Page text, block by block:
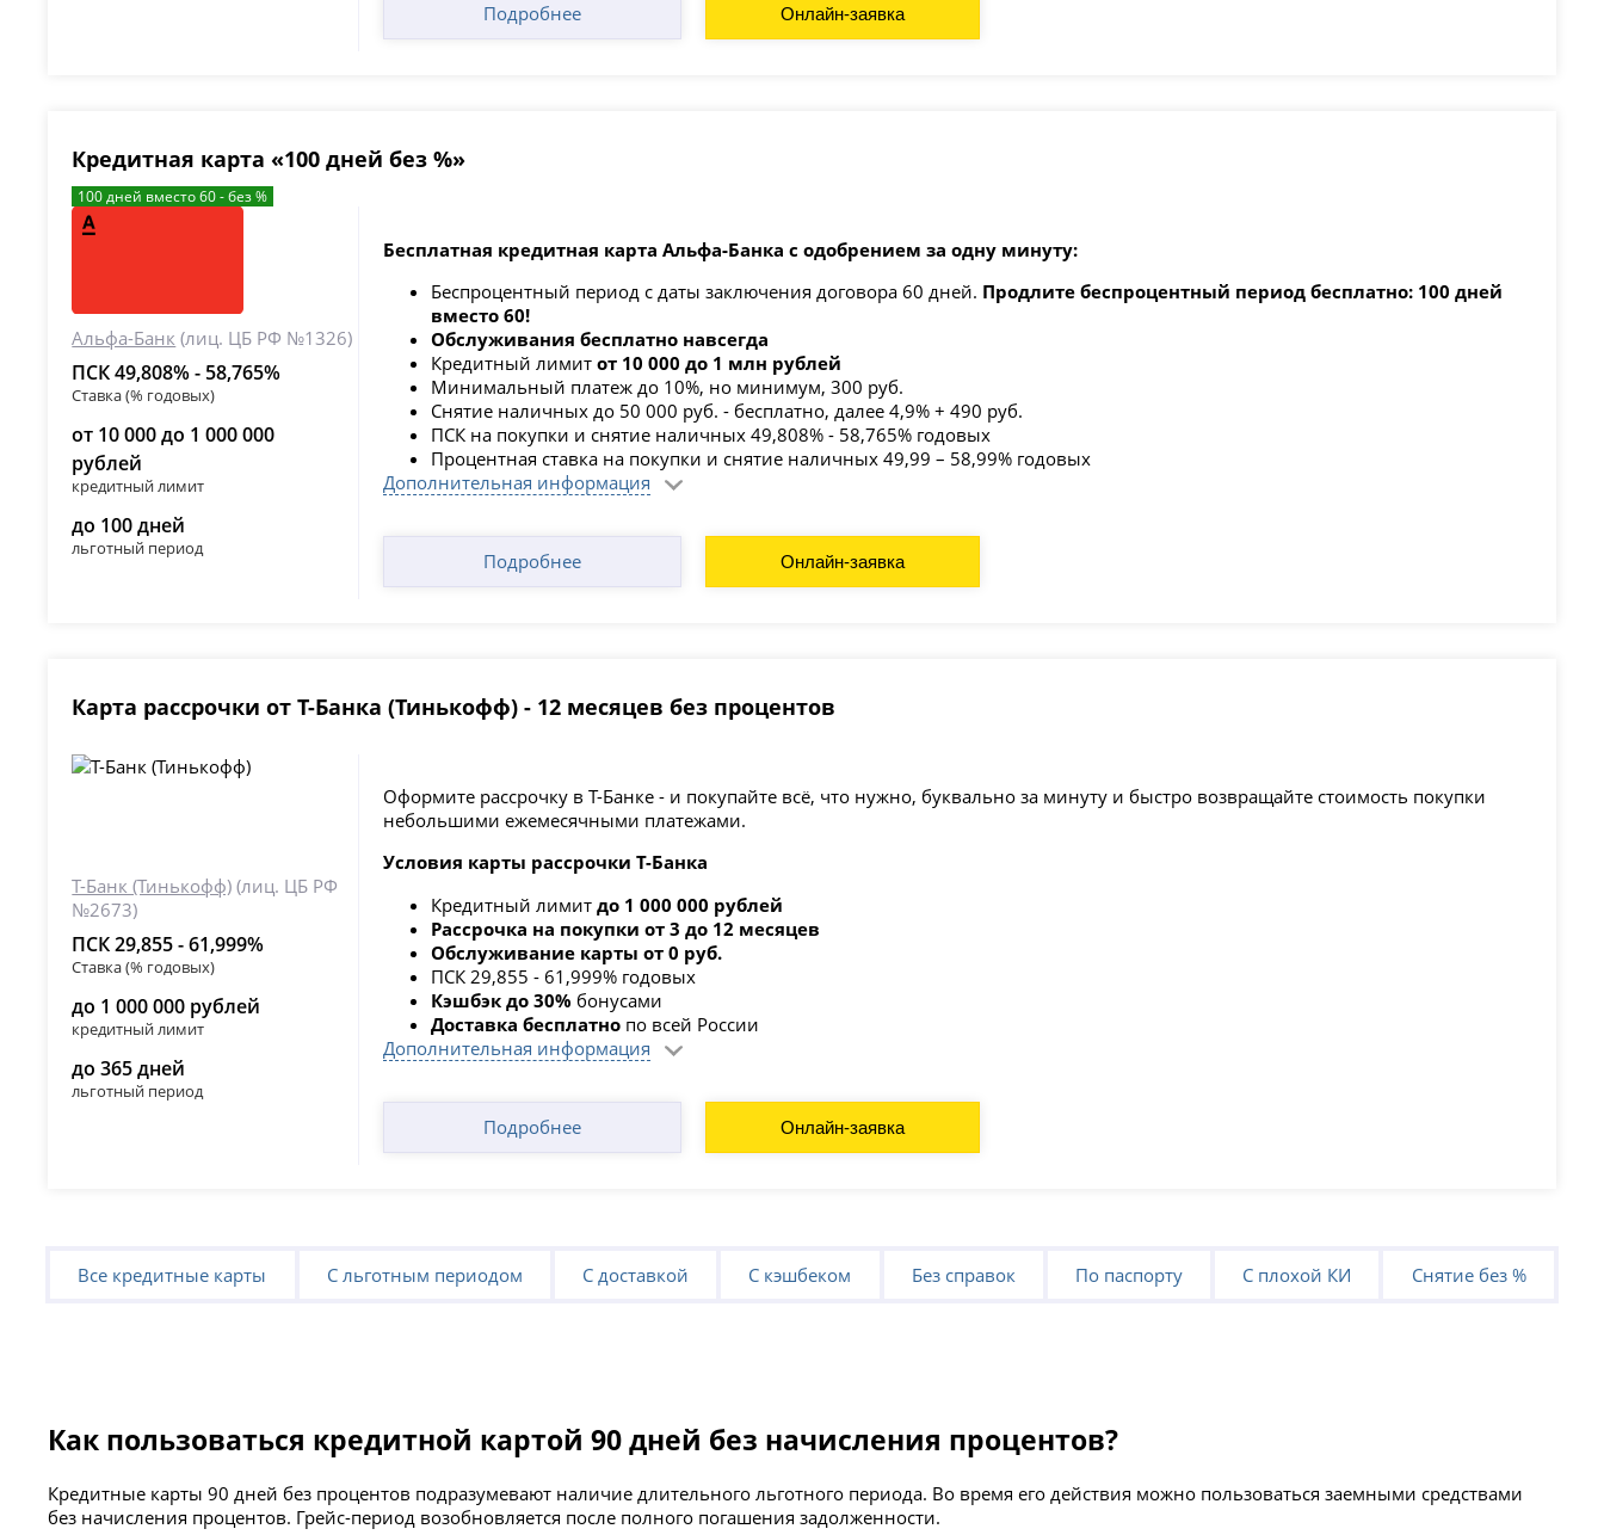
Онлайн-заявка
Подробнее
Кредитная карта «100 дней без %»
100 дней вместо 60 - без %
Альфа-Банк (лиц. ЦБ РФ №1326)
ПСК 49,808% - 58,765%
Ставка (% годовых)
от 10 000 до 1 000 000
рублей
кредитный лимит
до 100 дней
льготный период
Бесплатная кредитная карта Альфа‑Банка с одобрением за одну минуту:
Беспроцентный период с даты заключения договора 60 дней. Продлите беспроцентный период бесплатно: 100 дней
вместо 60!
Обслуживания бесплатно навсегда
Кредитный лимит от 10 000 до 1 млн рублей
Минимальный платеж до 10%, но минимум, 300 руб.
Снятие наличных до 50 000 руб. - бесплатно, далее 4,9% + 490 руб.
ПСК на покупки и снятие наличных 49,808% - 58,765% годовых
Процентная ставка на покупки и снятие наличных 49,99 – 58,99% годовых
Дополнительная информация
Онлайн-заявка
Подробнее
Карта рассрочки от Т-Банка (Тинькофф) - 12 месяцев без процентов
Т-Банк (Тинькофф) (лиц. ЦБ РФ
№2673)
ПСК 29,855 - 61,999%
Ставка (% годовых)
до 1 000 000 рублей
кредитный лимит
до 365 дней
льготный период
Оформите рассрочку в Т-Банке - и покупайте всё, что нужно, буквально за минуту и быстро возвращайте стоимость покупки
небольшими ежемесячными платежами.
Условия карты рассрочки Т-Банка
Кредитный лимит до 1 000 000 рублей
Рассрочка на покупки от 3 до 12 месяцев
Обслуживание карты от 0 руб.
ПСК 29,855 - 61,999% годовых
Кэшбэк до 30% бонусами
Доставка бесплатно по всей России
Дополнительная информация
Онлайн-заявка
Подробнее
Все кредитные карты С льготным периодом С доставкой С кэшбеком Без справок По паспорту С плохой КИ Снятие без %
Как пользоваться кредитной картой 90 дней без начисления процентов?
Кредитные карты 90 дней без процентов подразумевают наличие длительного льготного периода. Во время его действия можно пользоваться заемными средствами
без начисления процентов. Грейс-период возобновляется после полного погашения задолженности.